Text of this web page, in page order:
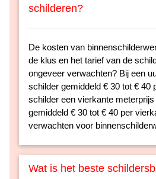
schilderen?
De kosten van
de klus en het tarief van de
ongeveer verwachten? Bij een
schilder gemiddeld € 30 tot € 40
schilder een vierkante
gemiddeld € 30 tot € 40 per
verwachten voor
Wat is het beste